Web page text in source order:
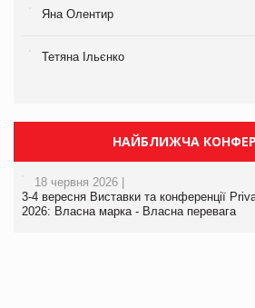
Яна Олентир
Тетяна Ільєнко
НАЙБЛИЖЧА
18 червня 2026 |
3-4 вересня Виставки та конференції
2026: Власна марка - Власна перевага